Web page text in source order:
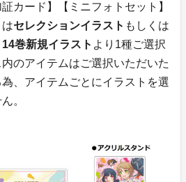
カード】【ミニフォトセット】
はセレクションイラスト もしくは
巻新規イラスト より1種ご選択
のアイテムはご選択いただいた
、アイテムごとにイラストを選
。